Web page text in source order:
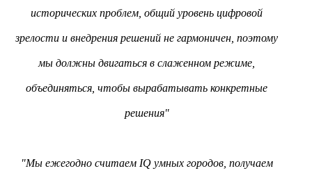
исторических проблем, общий уровень цифровой
зрелости и внедрения решений не гармоничен, поэтому
мы должны двигаться в слаженном режиме,
объединяться, чтобы вырабатывать конкретные
решения"
"Мы ежегодно считаем IQ умных городов, получаем